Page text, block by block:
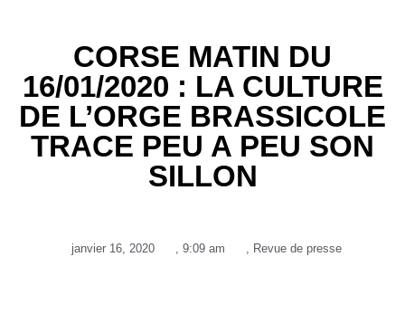
CORSE MATIN DU
16/01/2020 : LA CULTURE
DE L’ORGE BRASSICOLE
TRACE PEU A PEU SON
SILLON
janvier 16, 2020 9:09 am Revue de presse